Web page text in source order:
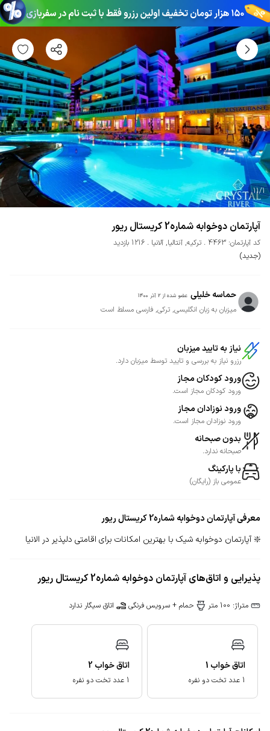
11/1
آپارتمان دوخوابه شماره2 کریستال ریور
کد آپارتمان: 4463 ترکیه, آنتالیا, آلانیا
1216 بازدید
(جدید)
حماسه خلیلی عضو شده از 2 آذر 1400
میزبان به زبان انگلیسی, ترکی, فارسی مسلط است
نیاز به تایید میزبان
رزرو نیاز به بررسی و تایید توسط میزبان دارد.
ورود کودکان مجاز
ورود کودکان مجاز است.
ورود نوزادان مجاز
ورود نوزادان مجاز است.
بدون صبحانه
صبحانه ندارد.
با پارکینگ
عمومی باز (رایگان)
معرفیآپارتمان دوخوابه شماره2 کریستال ریور
❇️ آپارتمان دوخوابه شیک با بهترین امکانات برای اقامتی دلپذیر در الانیا
پذیرایی و اتاق‌های آپارتمان دوخوابه شماره2 کریستال ریور
متراژ: 100 متر حمام + سرویس فرنگی اتاق سیگار ندارد
اتاق خواب 1
1 عدد تخت دو نفره
اتاق خواب 2
1 عدد تخت دو نفره